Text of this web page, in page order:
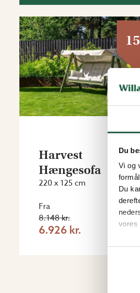
Du
Vi og
Du
vores
Få
Harvest
Hængesofa
220 x 125 cm
Fra
8.148 kr.
6.926 kr.